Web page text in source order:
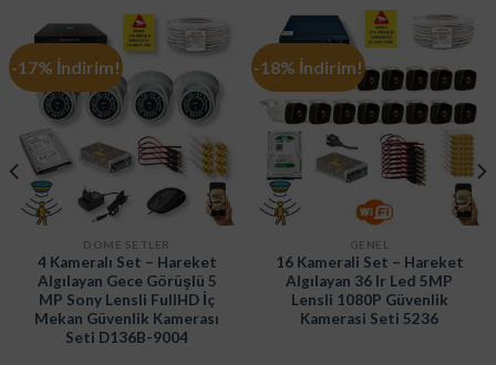
-17% İndirim!
DOME SETLER
4 Kameralı Set – Hareket
Algılayan Gece Görüşlü 5
MP Sony Lensli FullHD İç
Mekan Güvenlik Kamerası
Seti D136B-9004
-18% İndirim!
GENEL
16 Kamerali Set – Hareket
Algılayan 36 Ir Led 5MP
Lensli 1080P Güvenlik
Kamerasi Seti 5236